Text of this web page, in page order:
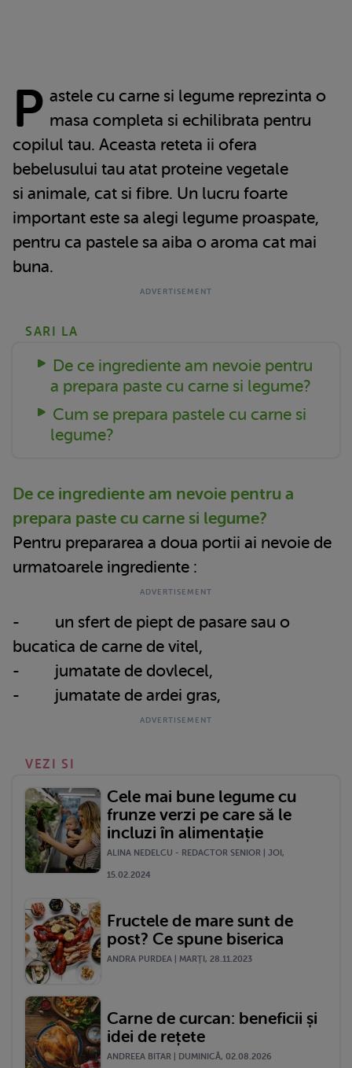
P astele cu carne si legume reprezinta o
masa completa si echilibrata pentru
copilul tau. Aceasta reteta ii ofera
bebelusului tau atat proteine vegetale
si animale, cat si fibre. Un lucru foarte
important este sa alegi legume proaspate,
pentru ca pastele sa aiba o aroma cat mai
buna.
SARI LA
De ce ingrediente am nevoie pentru
a prepara paste cu carne si legume?
Cum se prepara pastele cu carne si
legume?
De ce ingrediente am nevoie pentru a
prepara paste cu carne si legume?
Pentru prepararea a doua portii ai nevoie de
urmatoarele ingrediente :
- un sfert de piept de pasare sau o
bucatica de carne de vitel,
- jumatate de dovlecel,
- jumatate de ardei gras,
VEZI SI
Cele mai bune legume cu
frunze verzi pe care să le
incluzi în alimentație
ALINA NEDELCU - REDACTOR SENIOR | JOI,
15.02.2024
Fructele de mare sunt de
post? Ce spune biserica
ANDRA PURDEA | MARŢI, 28.11.2023
Carne de curcan: beneficii și
idei de rețete
ANDREEA BITAR | DUMINICĂ, 02.08.2026